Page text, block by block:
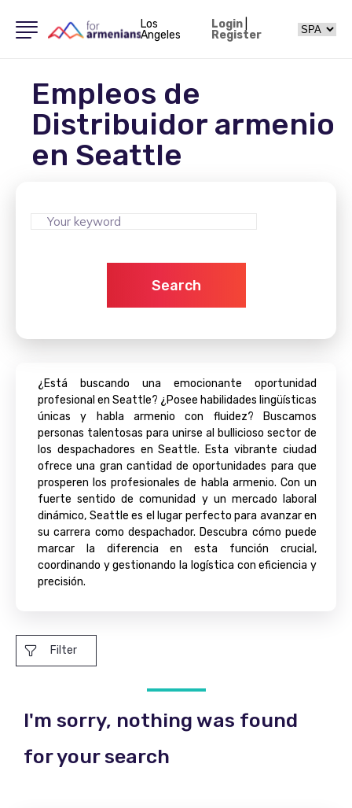
Los
Angeles
Login|
Register
Empleos de
Distribuidor armenio
en Seattle
Search
¿Está buscando una emocionante oportunidad
profesional en Seattle? ¿Posee habilidades lingüísticas
únicas y habla armenio con fluidez? Buscamos
personas talentosas para unirse al bullicioso sector de
los despachadores en Seattle. Esta vibrante ciudad
ofrece una gran cantidad de oportunidades para que
prosperen los profesionales de habla armenio. Con un
fuerte sentido de comunidad y un mercado laboral
dinámico, Seattle es el lugar perfecto para avanzar en
su carrera como despachador. Descubra cómo puede
marcar la diferencia en esta función crucial,
coordinando y gestionando la logística con eficiencia y
precisión.
Filter
I'm sorry, nothing was found
for your search